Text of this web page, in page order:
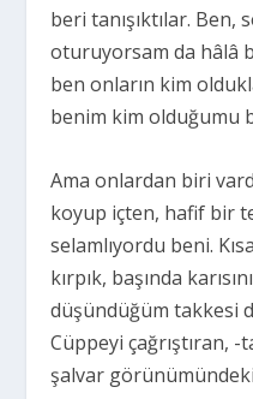
beri tanışıktılar. Ben,
oturuyorsam da hâlâ
ben onların kim
benim kim olduğumu
Ama onlardan biri
koyup içten, hafif bir
selamlıyordu beni.
kırpık, başında
düşündüğüm takkesi
Cüppeyi çağrıştıran,
şalvar